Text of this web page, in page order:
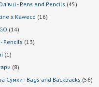
- Pens and Pencils 4545
x Kaweco 1616
1414
- Pencils 1313
1 1
88
Cумки - Bags and Backpacks 5656